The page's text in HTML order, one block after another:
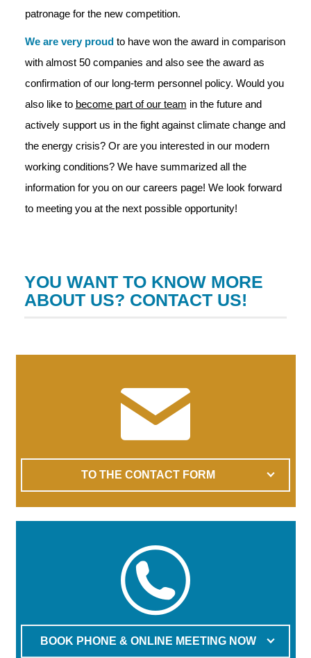
patronage for the new competition.
We are very proudto have won the award in comparison
with almost 50 companies and also see the award as
confirmation of our long-term personnel policy. Would you
also like to become part of our team in the future and
actively support us in the fight against climate change and
the energy crisis? Or are you interested in our modern
working conditions? We have summarized all the
information for you on our careers page! We look forward
to meeting you at the next possible opportunity!
YOU WANT TO KNOW MORE
ABOUT US? CONTACT US!
TO THE CONTACT FORM
BOOK PHONE & ONLINE MEETING NOW